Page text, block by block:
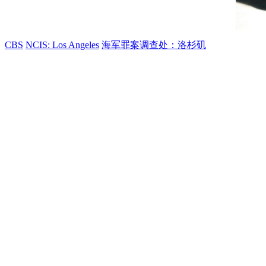
CBS NCIS: Los Angeles 海军罪案调查处：洛杉矶